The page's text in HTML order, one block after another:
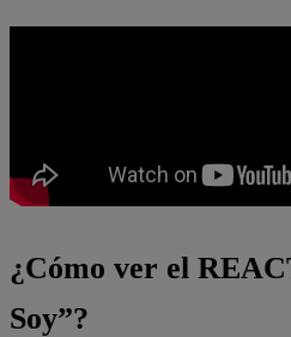
¿Cómo ver el
Soy”?